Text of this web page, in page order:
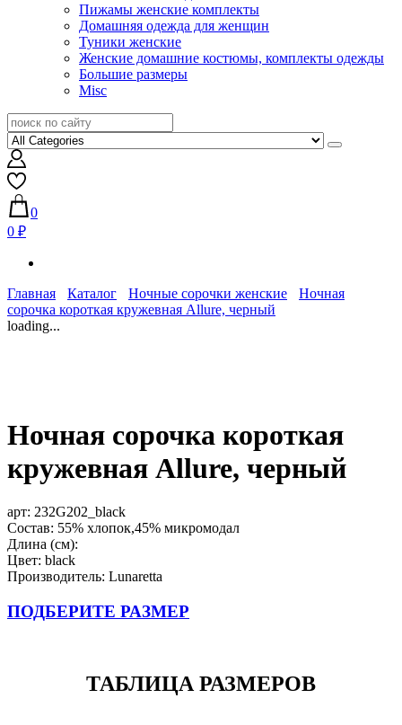
Пижамы женские комплекты
Домашняя одежда для женщин
Туники женские
Женские домашние костюмы, комплекты одежды
Большие размеры
Misc
0
0 ₽
Главная Каталог Ночные сорочки женские
Ночная
сорочка короткая кружевная Allure, черный
loading...
Ночная сорочка короткая
кружевная Allure, черный
арт: 232G202_black
Состав: 55% хлопок,45% микромодал
Длина (см):
Цвет: black
Производитель: Lunaretta
ПОДБЕРИТЕ РАЗМЕР
ТАБЛИЦА РАЗМЕРОВ